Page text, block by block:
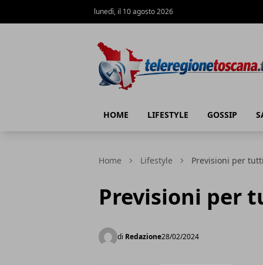
lunedì, il 10 agosto 2026
HOME LIFESTYLE GOSSIP
Home Lifestyle Previsioni per
Previsioni per
di Redazione28/02/2024